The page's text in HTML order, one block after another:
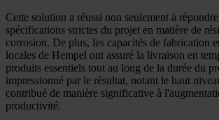
Cette solution a réussi non seulement à
spécifications strictes du projet en matière de
corrosion. De plus, les capacités de fabrication
locales de Hempel ont assuré la livraison en
produits essentiels tout au long de la durée du
impressionné par le résultat, notant le haut
contribué de manière significative à
productivité.